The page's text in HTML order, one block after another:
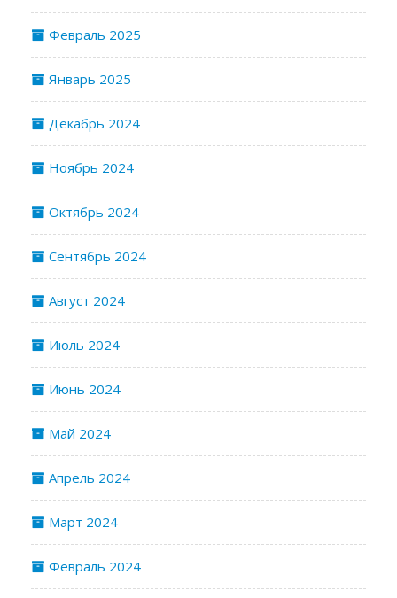
Февраль 2025
Январь 2025
Декабрь 2024
Ноябрь 2024
Октябрь 2024
Сентябрь 2024
Август 2024
Июль 2024
Июнь 2024
Май 2024
Апрель 2024
Март 2024
Февраль 2024